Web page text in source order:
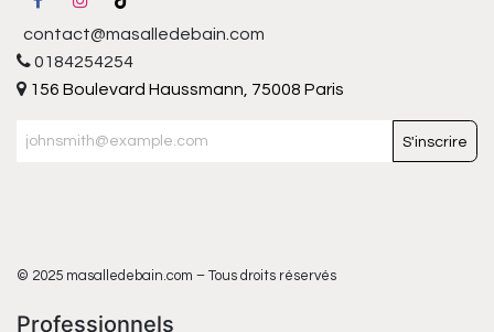
contact@masalledebain.com
0184254254
156 Boulevard Haussmann, 75008 Paris
S'inscrire
© 2025 masalledebain.com – Tous droits réservés
Professionnels